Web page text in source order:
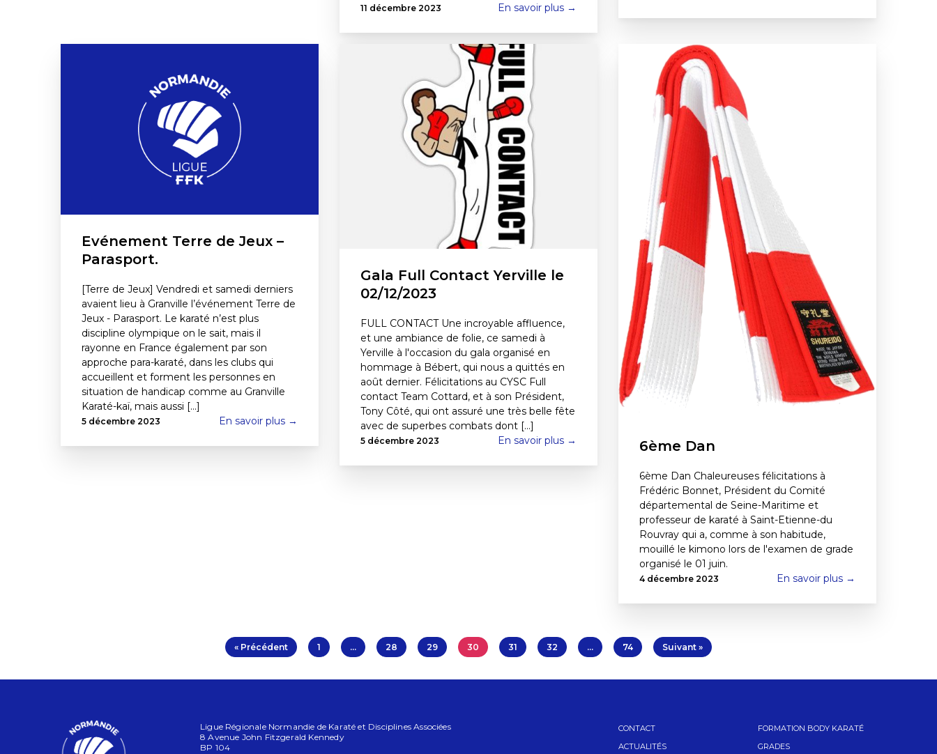
11 décembre 2023 En savoir plus →
Evénement Terre de Jeux –
Parasport.
[Terre de Jeux] Vendredi et samedi derniers
avaient lieu à Granville l’événement Terre de
Jeux - Parasport. Le karaté n’est plus
discipline olympique on le sait, mais il
rayonne en France également par son
approche para-karaté, dans les clubs qui
accueillent et forment les personnes en
situation de handicap comme au Granville
Karaté-kaï, mais aussi [...]
5 décembre 2023 En savoir plus →
Gala Full Contact Yerville le
02/12/2023
FULL CONTACT Une incroyable affluence,
et une ambiance de folie, ce samedi à
Yerville à l'occasion du gala organisé en
hommage à Bébert, qui nous a quittés en
août dernier. Félicitations au CYSC Full
contact Team Cottard, et à son Président,
Tony Côté, qui ont assuré une très belle fête
avec de superbes combats dont [...]
5 décembre 2023 En savoir plus → 6ème Dan
6ème Dan Chaleureuses félicitations à
Frédéric Bonnet, Président du Comité
départemental de Seine-Maritime et
professeur de karaté à Saint-Etienne-du
Rouvray qui a, comme à son habitude,
mouillé le kimono lors de l'examen de grade
organisé le 01 juin.
4 décembre 2023 En savoir plus →
« Précédent 1 … 28 29 30 31 32 … 74 Suivant »
Ligue Régionale Normandie de Karaté et Disciplines Associées
8 Avenue John Fitzgerald Kennedy
BP 104
CONTACT
ACTUALITÉS
FORMATION BODY KARATÉ
GRADES